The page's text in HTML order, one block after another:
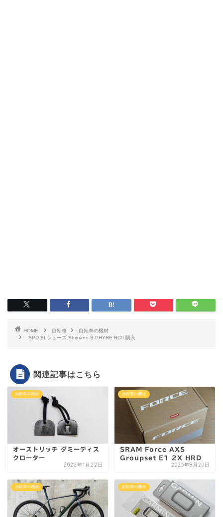
HOME 自転車
自転車の機材
SPD-SLシューズ Shimano S-PHYRE RC9 購入
関連記事はこちら
自転車の機材
オーストリッチ ダミーディス
クローター
2022年1月22日
自転車の機材
SRAM Force AXS
Groupset E1 2X HRD
2025年8月20日
自転車の機材 自転車の機材